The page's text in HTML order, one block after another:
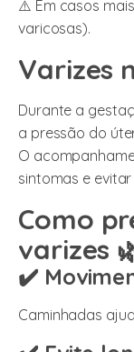
⚠️ Em casos
varicosas).
Varizes
Durante a
a pressão do
O
sintomas e
Como
varizes
✔️
Caminhadas